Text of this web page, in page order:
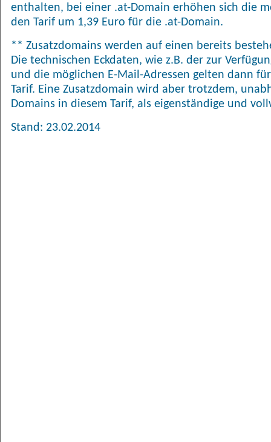
enthalten, bei einer .at-Domain erhöhen sich die
den Tarif um 1,39 Euro für die .at-Domain.
** Zusatzdomains werden auf einen bereits
Die technischen Eckdaten, wie z.B. der zur
und die möglichen E-Mail-Adressen gelten dann
Tarif. Eine Zusatzdomain wird aber trotzdem,
Domains in diesem Tarif, als eigenständige und
Stand: 23.02.2014